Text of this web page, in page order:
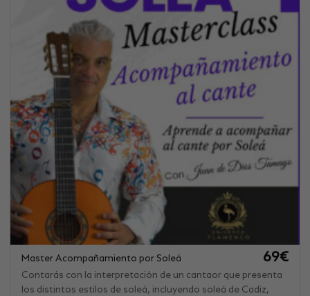
Master Acompañamiento por Soleá 69€
Contarás con la interpretación de un cantaor que presenta
los distintos estilos de soleá, incluyendo soleá de Cadiz,